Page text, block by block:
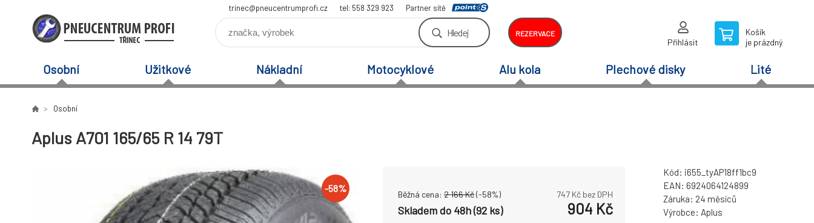
trinec@pneucentrumprofi.cz tel: 558 329 923 Partner sítě
Hledej REZERVACE
Přihlásit
Košík
je prázdný
Osobní Užitkové Nákladní Motocyklové Alu kola Plechové disky Lité
Osobní
Aplus A701 165/65 R 14 79T
-58%
Běžná cena: 2 166Kč(-58%) 747 Kč bez DPH
Skladem do 48h (92 ks) 904 Kč
Kód: i655_tyAP18ff1bc9
EAN: 6924064124899
Záruka: 24 měsíců
Výrobce: Aplus